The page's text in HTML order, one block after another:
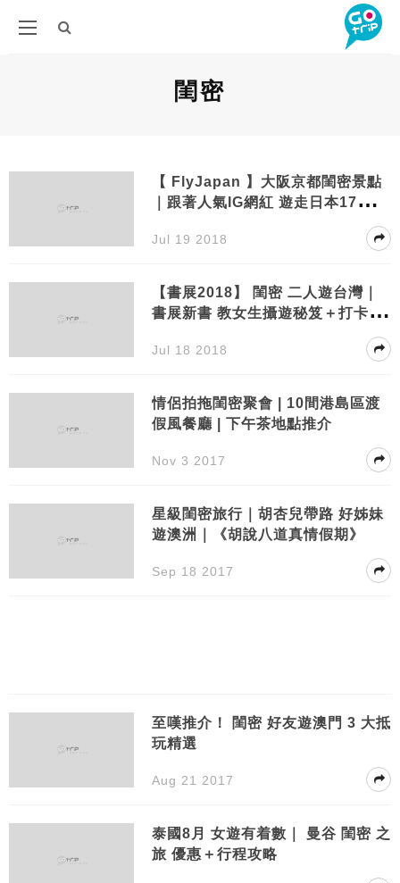
閨密
【 FlyJapan 】大阪京都閨密景點
｜跟著人氣IG網紅 遊走日本17大打
Jul 19 2018
【書展2018】 閨密 二人遊台灣｜
書展新書 教女生攝遊秘笈＋打卡景
Jul 18 2018
情侶拍拖閨密聚會 | 10間港島區渡
假風餐廳 | 下午茶地點推介
Nov 3 2017
星級閨密旅行｜胡杏兒帶路 好姊妹
遊澳洲｜《胡說八道真情假期》
Sep 18 2017
至嘆推介！ 閨密 好友遊澳門 3 大抵
玩精選
Aug 21 2017
泰國8月 女遊有着數｜ 曼谷 閨密 之
旅 優惠＋行程攻略